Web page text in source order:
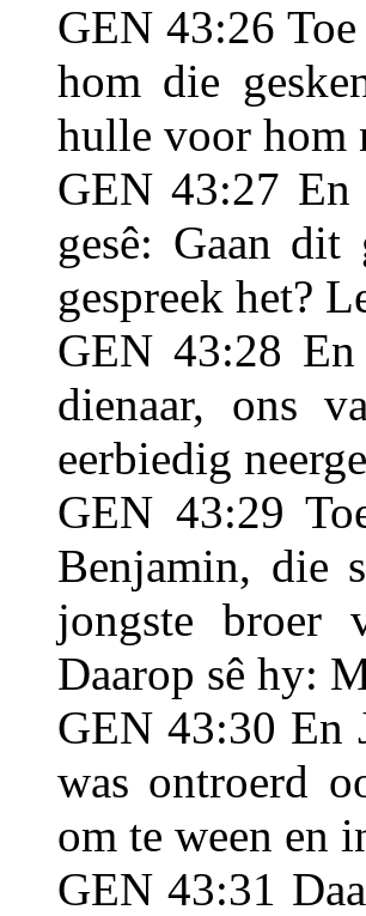
GEN 43:26
hom die
hulle voor hom
GEN 43:27
gesê: Gaan
gespreek het?
GEN 43:28
dienaar, ons
eerbiedig
GEN 43:29
Benjamin, die
jongste broer
Daarop sê hy:
GEN 43:30 En
was ontroerd
om te ween en
GEN 43:31